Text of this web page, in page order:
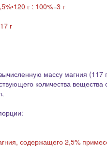
г : 100%=3 г
г
массу магния (117
количества
содержащего 2,5%